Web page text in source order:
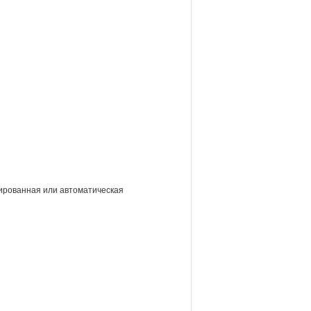
или автоматическая